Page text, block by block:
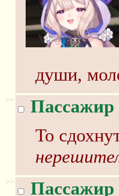
души,
>> Пассажир
To
>> Пассажир